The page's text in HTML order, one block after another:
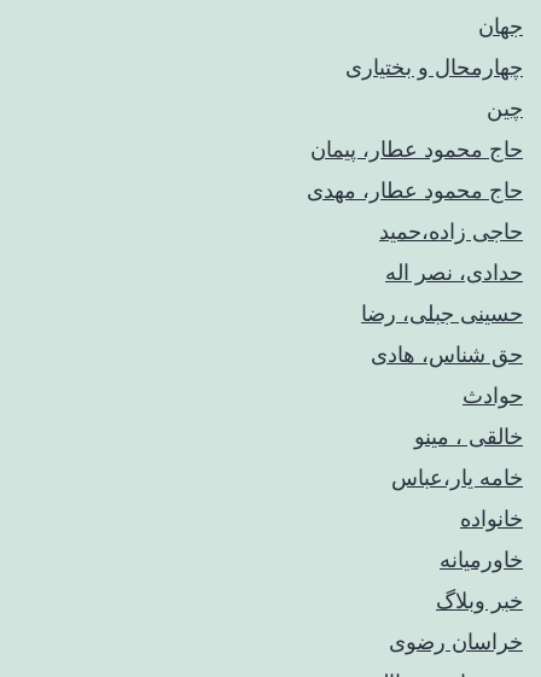
جهان
چهارمحال و بختیاری
چین
حاج محمود عطار، پیمان
حاج محمود عطار، مهدی
حاجی زاده،حمید
حدادی، نصر اله
حسینی جبلی، رضا
حق شناس، هادی
حوادث
خالقی ، مینو
خامه یار،عباس
خانواده
خاورمیانه
خبر وبلاگ
خراسان رضوی